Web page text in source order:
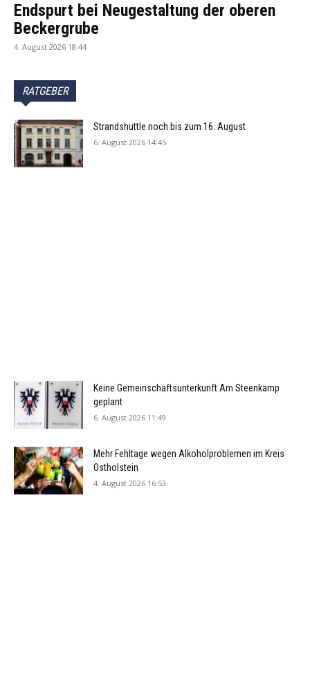
Endspurt bei Neugestaltung der oberen
Beckergrube
4. August 2026 18:44
RATGEBER
Strandshuttle noch bis zum 16. August
6. August 2026 14:45
Keine Gemeinschaftsunterkunft Am Steenkamp
geplant
6. August 2026 11:49
Mehr Fehltage wegen Alkoholproblemen im Kreis
Ostholstein
4. August 2026 16:53